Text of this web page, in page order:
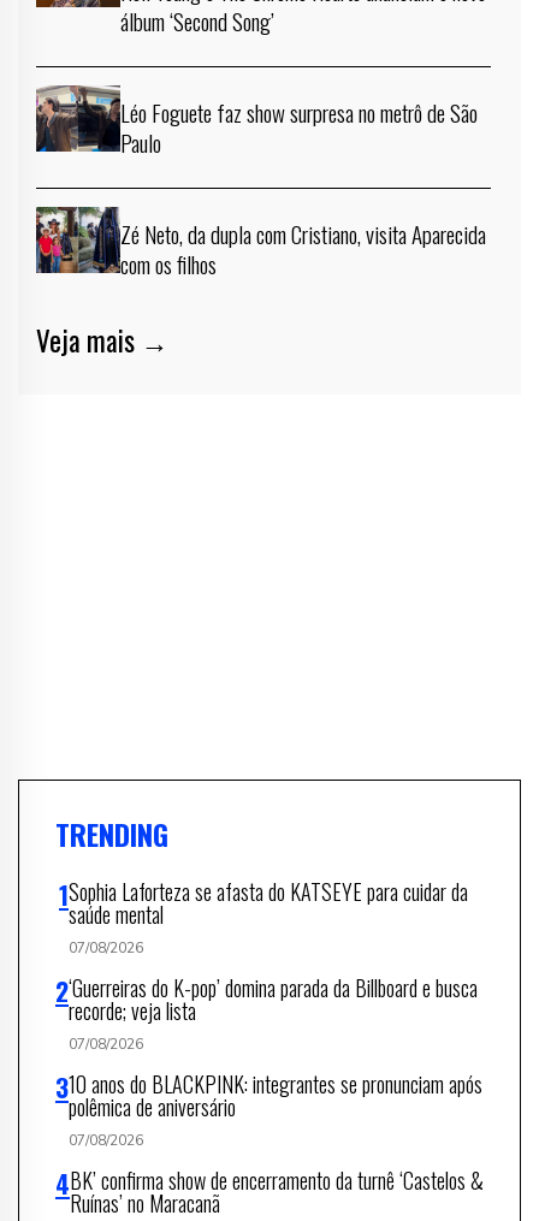
álbum ‘Second Song’
Léo Foguete faz show surpresa no metrô de São
Paulo
Zé Neto, da dupla com Cristiano, visita Aparecida
com os filhos
Veja mais →
TRENDING
Sophia Laforteza se afasta do KATSEYE para cuidar da
saúde mental
07/08/2026
‘Guerreiras do K-pop’ domina parada da Billboard e busca
recorde; veja lista
07/08/2026
10 anos do BLACKPINK: integrantes se pronunciam após
polêmica de aniversário
07/08/2026
BK’ confirma show de encerramento da turnê ‘Castelos &
Ruínas’ no Maracanã